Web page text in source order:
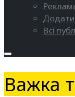
Додати
Всі
Важка